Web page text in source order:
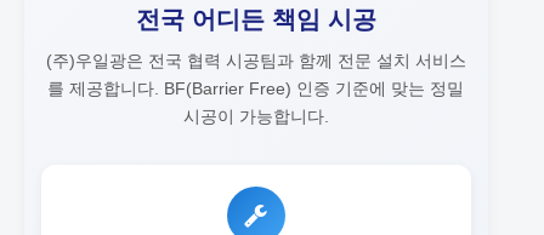
전국 어디든 책임 시공
(주)우일광은 전국 협력 시공팀과 함께 전문 설치 서비스
를 제공합니다. BF(Barrier Free) 인증 기준에 맞는 정밀
시공이 가능합니다.